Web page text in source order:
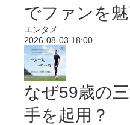
でファンを魅
エンタメ
2026-08-03 18:00
なぜ59歳の
手を起用？